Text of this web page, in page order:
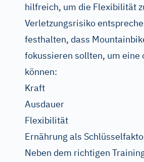
hilfreich, um die Flexibilität
Verletzungsrisiko
festhalten, dass
fokussieren sollten, um eine
können:
Kraft
Ausdauer
Flexibilität
Ernährung als
Neben dem richtigen